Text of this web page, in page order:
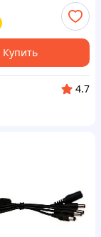
Купить
4.7